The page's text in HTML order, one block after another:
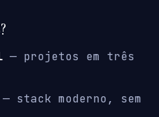
— projetos em três
— stack moderno, sem